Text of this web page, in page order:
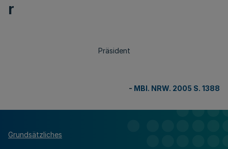
r
Präsident
- MBl. NRW. 2005 S. 1388
Grundsätzliches